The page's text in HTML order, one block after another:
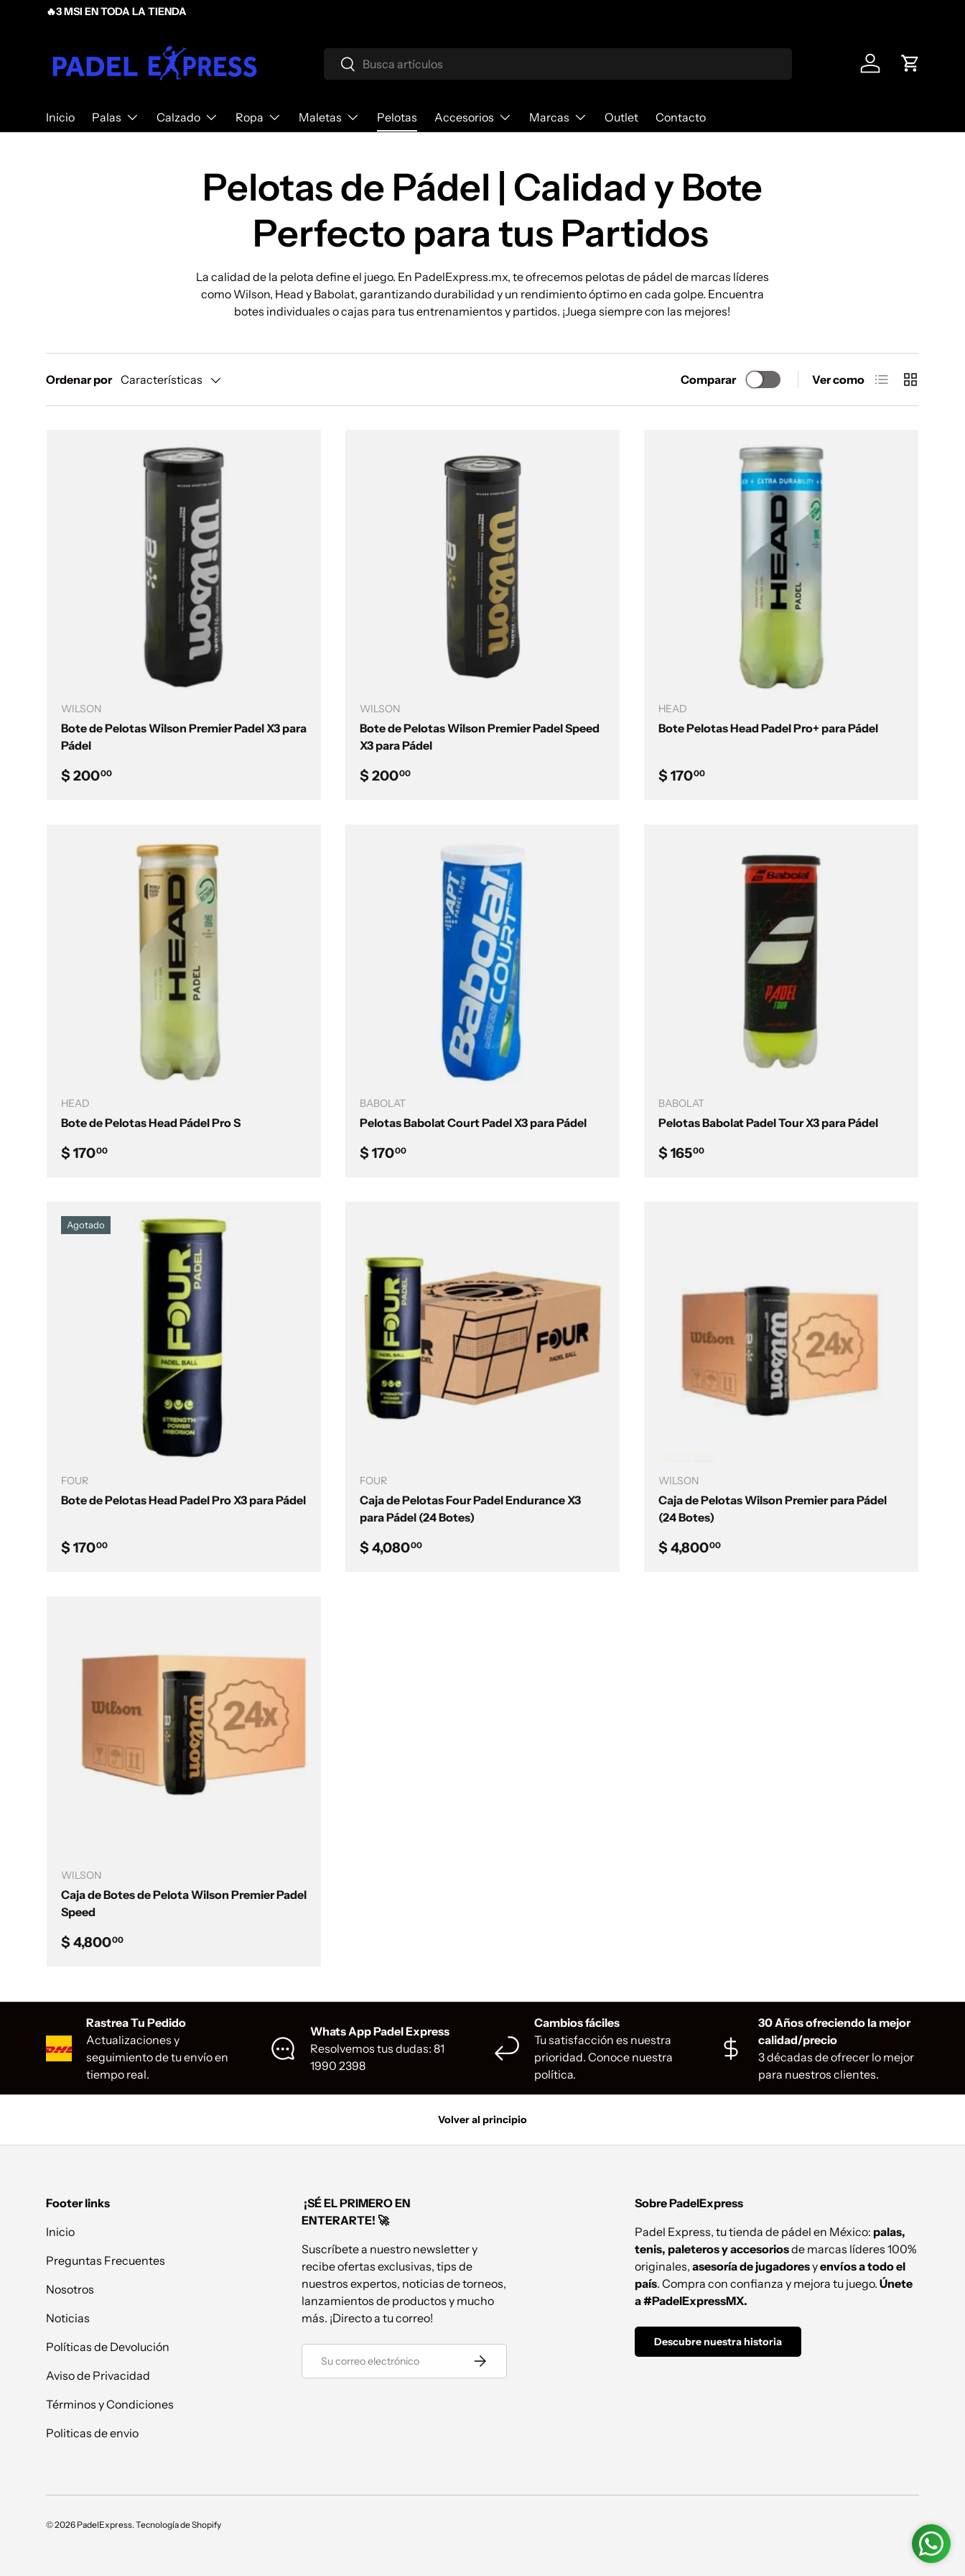
🔥3 MSI EN TODA LA TIENDA
Buscar
Buscar
Iniciar sesión
Carrito
Inicio Palas Calzado Ropa Maletas Pelotas Accesorios Marcas Outlet Contacto
Pelotas de Pádel | Calidad y Bote
Perfecto para tus Partidos
La calidad de la pelota define el juego. En PadelExpress.mx, te ofrecemos pelotas de pádel de marcas líderes
como Wilson, Head y Babolat, garantizando durabilidad y un rendimiento óptimo en cada golpe. Encuentra
botes individuales o cajas para tus entrenamientos y partidos. ¡Juega siempre con las mejores!
Ordenar por Características Comparar Ver como Lista Cuadrícula
WILSON
Bote de Pelotas Wilson Premier Padel X3 para
Pádel
Precio normal
$ 20000
Añadir al carrito
WILSON
Bote de Pelotas Wilson Premier Padel Speed
X3 para Pádel
Precio normal
$ 20000
Añadir al carrito
HEAD
Bote Pelotas Head Padel Pro+ para Pádel
Precio normal
$ 17000
Añadir al carrito
HEAD
Bote de Pelotas Head Pádel Pro S
Precio normal
$ 17000
Añadir al carrito
BABOLAT
Pelotas Babolat Court Padel X3 para Pádel
Precio normal
$ 17000
Añadir al carrito
BABOLAT
Pelotas Babolat Padel Tour X3 para Pádel
Precio normal
$ 16500
Añadir al carrito
Agotado
FOUR
Bote de Pelotas Head Padel Pro X3 para Pádel
Precio normal
$ 17000
Añadir al carrito
FOUR
Caja de Pelotas Four Padel Endurance X3
para Pádel (24 Botes)
Precio normal
$ 4,08000
WILSON
Caja de Pelotas Wilson Premier para Pádel
(24 Botes)
Precio normal
$ 4,80000
WILSON
Caja de Botes de Pelota Wilson Premier Padel
Speed
Precio normal
$ 4,80000
Rastrea Tu Pedido
Actualizaciones y
seguimiento de tu envío en
tiempo real.
Whats App Padel Express
Resolvemos tus dudas: 81
1990 2398
Cambios fáciles
Tu satisfacción es nuestra
prioridad. Conoce nuestra
política.
30 Años ofreciendo la mejor
calidad/precio
3 décadas de ofrecer lo mejor
para nuestros clientes.
Volver al principio
Footer links
Inicio
Preguntas Frecuentes
Nosotros
Noticias
Políticas de Devolución
Aviso de Privacidad
Términos y Condiciones
Politicas de envio
¡SÉ EL PRIMERO EN
ENTERARTE! 🚀
Suscríbete a nuestro newsletter y
recibe ofertas exclusivas, tips de
nuestros expertos, noticias de torneos,
lanzamientos de productos y mucho
más. ¡Directo a tu correo!
Suscribirse
Sobre PadelExpress
Padel Express, tu tienda de pádel en México: palas,
tenis, paleteros y accesoriosde marcas líderes 100%
originales, asesoría de jugadoresyenvíos a todo el
país. Compra con confianza y mejora tu juego. Únete
a #PadelExpressMX.
Descubre nuestra historia
© 2026 PadelExpress.Tecnología de Shopify